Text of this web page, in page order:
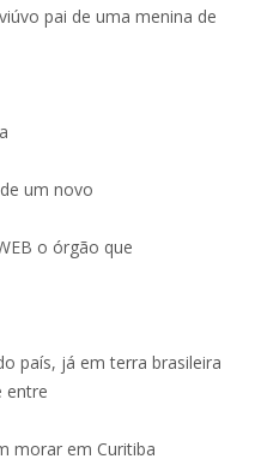
pai de uma menina de
um novo
o órgão que
país, já em terra brasileira
entre
morar em Curitiba